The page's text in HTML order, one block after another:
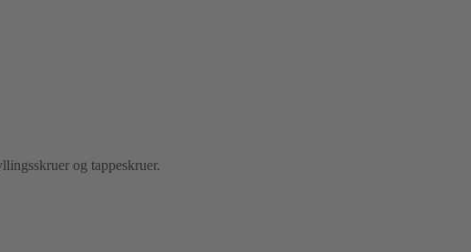
og tappeskruer.